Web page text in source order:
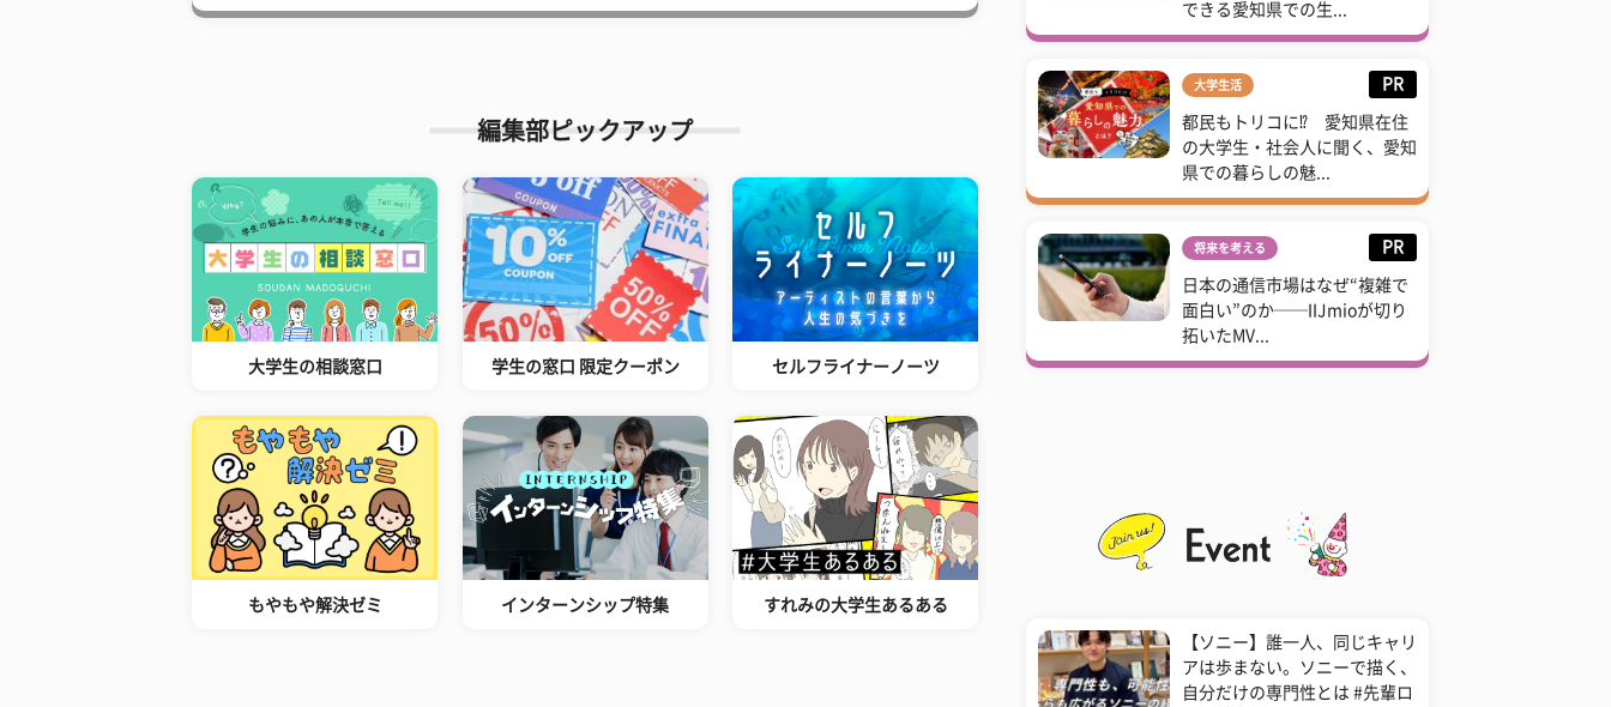
編集部ピックアップ
大学生の相談窓口 学生の窓口 限定クーポン セルフライナーノーツ
もやもや解決ゼミ インターンシップ特集 すれみの大学生あるある
できる愛知県での生...
大学生活 PR
都民もトリコに⁉ 愛知県在住
の大学生・社会人に聞く、愛知
県での暮らしの魅...
将来を考える PR
日本の通信市場はなぜ“複雑で
面白い”のか──IIJmioが切り
拓いたMV...
【ソニー】誰一人、同じキャリ
アは歩まない。ソニーで描く、
自分だけの専門性とは #先輩ロ